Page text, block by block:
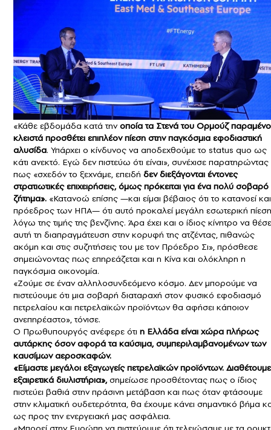
«Κάθε εβδομάδα κατά τηνοποία τα Στενά του Ορμούζ
κλειστά προσθέτει επιπλέον πίεση στην παγκόσμια εφοδιαστική
αλυσίδα. Υπάρχει ο κίνδυνος να αποδεχθούμε το status quo ως
κάτι ανεκτό. Εγώ δεν πιστεύω ότι είναι», συνέχισε παρατηρώντας
πως «σχεδόν το ξεχνάμε, επειδή δεν διεξάγονται έντονες
στρατιωτικές επιχειρήσεις, όμως πρόκειται για ένα πολύ σοβαρό
ζήτημα». «Κατανοώ επίσης —και είμαι βέβαιος ότι το κατανοεί
πρόεδρος των ΗΠΑ— ότι αυτό προκαλεί μεγάλη εσωτερική πίεση
λόγω της τιμής της βενζίνης. Άρα έχει και ο ίδιος κίνητρο να
αυτή τη διαπραγμάτευση στην κορυφή της ατζέντας, πιθανώς
ακόμη και στις συζητήσεις του με τον Πρόεδρο Σι», πρόσθεσε
σημειώνοντας πως επηρεάζεται και η Κίνα και ολόκληρη η
παγκόσμια οικονομία.
«Ζούμε σε έναν αλληλοσυνδεόμενο κόσμο. Δεν μπορούμε να
πιστεύουμε ότι μια σοβαρή διαταραχή στον φυσικό εφοδιασμό
πετρελαίου και πετρελαϊκών προϊόντων θα αφήσει κάποιον
ανεπηρέαστο», τόνισε.
Ο Πρωθυπουργός ανέφερε ότι η Ελλάδα είναι χώρα πλήρως
αυτάρκης όσον αφορά τα καύσιμα, συμπεριλαμβανομένων των
καυσίμων αεροσκαφών.
«Είμαστε μεγάλοι εξαγωγείς πετρελαϊκών προϊόντων. Διαθέτουμε
εξαιρετικά διυλιστήρια»,σημείωσε προσθέτοντας πως ο ίδιος
πιστεύει βαθιά στην πράσινη μετάβαση και πως όταν φτάσουμε
στην κλιματική ουδετερότητα, θα έχουμε κάνει σημαντικό βήμα
ως προς την ενεργειακή μας ασφάλεια.